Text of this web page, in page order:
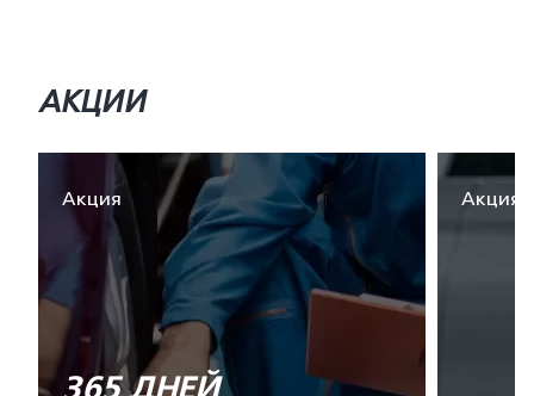
АКЦИИ
Акция Акция